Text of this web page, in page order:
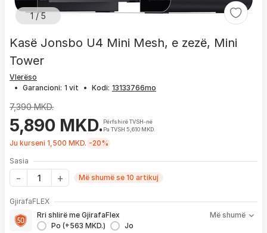
1 / 5
Kasë Jonsbo U4 Mini Mesh, e zezë, Mini
Tower
Vlerëso
• Garancioni: 1 vit • Kodi:
7,390 MKD.
5,890 MKD.Përfshirë TVSH-në
Pa TVSH 5,610 MKD.
Ju kurseni 1,500 MKD. -20%
Sasia
Më shumë se 10 artikuj
GjirafaFLEX
Rri shlirë me GjirafaFlex
Po (+563 MKD.)
Jo
Më shumë
-Prioritet
1 viti nga blerja
- Kontakt brenda24 hpër servisim, zëvendësim apo kthim